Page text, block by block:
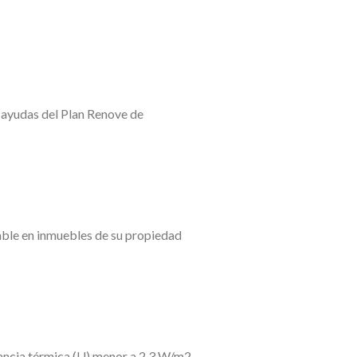
del Plan Renove de
en inmuebles de su propiedad